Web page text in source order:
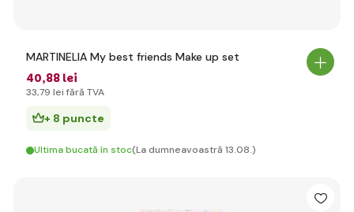
MARTINELIA My best friends Make up set
40,88 lei
33,79 lei fără TVA
+ 8 puncte
Ultima bucată în stoc(La dumneavoastră 13.08.)